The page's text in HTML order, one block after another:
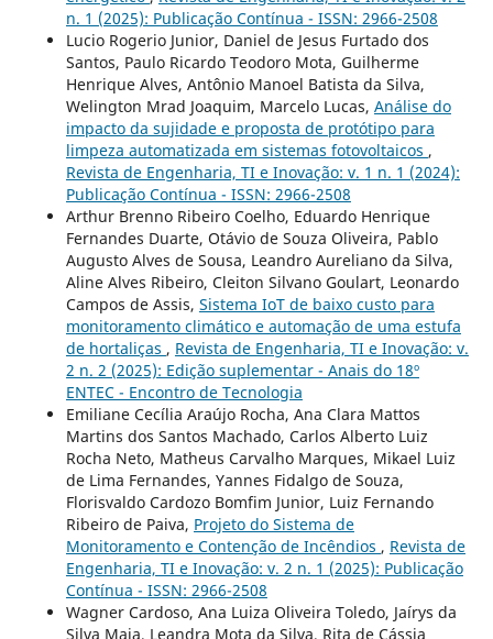
n. 1 (2025): Publicação Contínua - ISSN: 2966-2508
Lucio Rogerio Junior, Daniel de Jesus Furtado dos
Santos, Paulo Ricardo Teodoro Mota, Guilherme
Henrique Alves, Antônio Manoel Batista da Silva,
Welington Mrad Joaquim, Marcelo Lucas, Análise do
impacto da sujidade e proposta de protótipo para
limpeza automatizada em sistemas fotovoltaicos ,
Revista de Engenharia, TI e Inovação: v. 1 n. 1 (2024):
Publicação Contínua - ISSN: 2966-2508
Arthur Brenno Ribeiro Coelho, Eduardo Henrique
Fernandes Duarte, Otávio de Souza Oliveira, Pablo
Augusto Alves de Sousa, Leandro Aureliano da Silva,
Aline Alves Ribeiro, Cleiton Silvano Goulart, Leonardo
Campos de Assis, Sistema IoT de baixo custo para
monitoramento climático e automação de uma estufa
de hortaliças , Revista de Engenharia, TI e Inovação: v.
2 n. 2 (2025): Edição suplementar - Anais do 18º
ENTEC - Encontro de Tecnologia
Emiliane Cecília Araújo Rocha, Ana Clara Mattos
Martins dos Santos Machado, Carlos Alberto Luiz
Rocha Neto, Matheus Carvalho Marques, Mikael Luiz
de Lima Fernandes, Yannes Fidalgo de Souza,
Florisvaldo Cardozo Bomfim Junior, Luiz Fernando
Ribeiro de Paiva, Projeto do Sistema de
Monitoramento e Contenção de Incêndios , Revista de
Engenharia, TI e Inovação: v. 2 n. 1 (2025): Publicação
Contínua - ISSN: 2966-2508
Wagner Cardoso, Ana Luiza Oliveira Toledo, Jaírys da
Silva Maia, Leandra Mota da Silva, Rita de Cássia